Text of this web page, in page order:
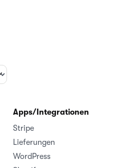
Apps/Integrationen
Stripe
Lieferungen
WordPress